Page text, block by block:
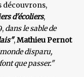
découvrons,
d'écoliers,
dans le sable de
,MathieuPernot
disparu,
que passer."